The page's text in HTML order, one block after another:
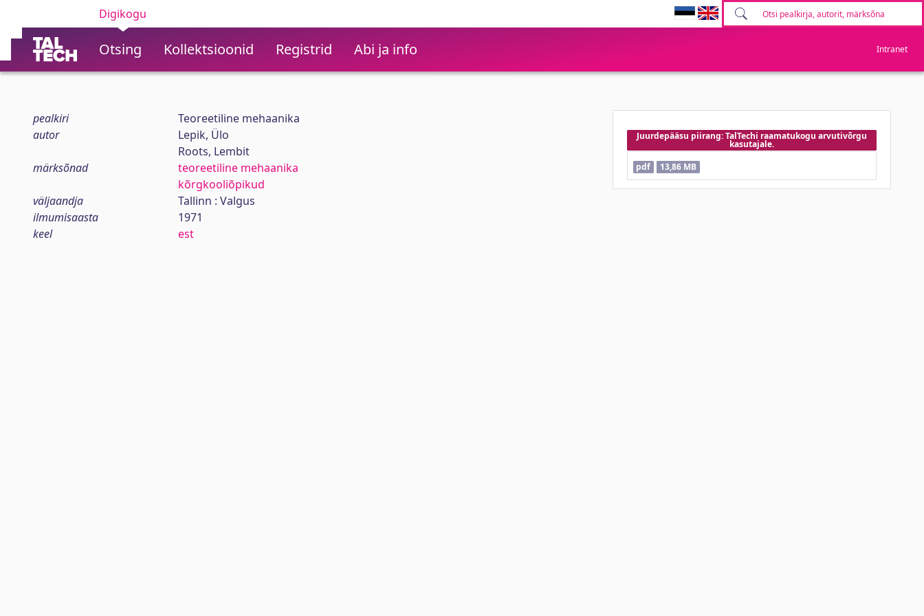
Digikogu
Otsing Kollektsioonid Registrid Abi ja info Intranet
pealkiri
Teoreetiline mehaanika
autor
Lepik, Ülo
Roots, Lembit
märksõnad
teoreetiline mehaanika
kõrgkooliõpikud
väljaandja
Tallinn : Valgus
ilmumisaasta
1971
keel
est
Juurdepääsu piirang: TalTechi raamatukogu arvutivõrgu
kasutajale.
pdf
13,86 MB